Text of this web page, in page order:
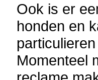
Ook is er
honden en
Momenteel